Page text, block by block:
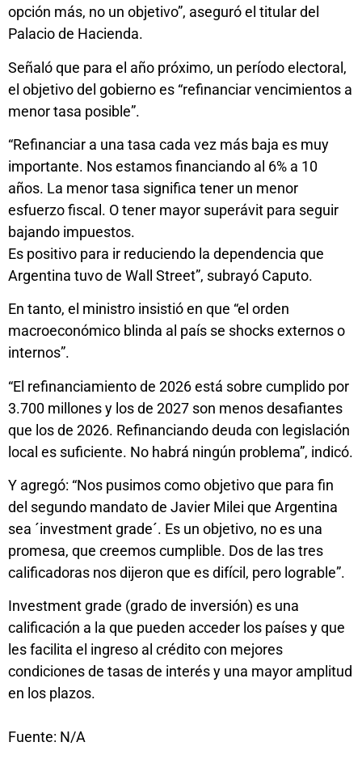
opción más, no un objetivo”, aseguró el titular del
Palacio de Hacienda.
Señaló que para el año próximo, un período electoral,
el objetivo del gobierno es “refinanciar vencimientos a
menor tasa posible”.
“Refinanciar a una tasa cada vez más baja es muy
importante. Nos estamos financiando al 6% a 10
años. La menor tasa significa tener un menor
esfuerzo fiscal. O tener mayor superávit para seguir
bajando impuestos.
Es positivo para ir reduciendo la dependencia que
Argentina tuvo de Wall Street”, subrayó Caputo.
En tanto, el ministro insistió en que “el orden
macroeconómico blinda al país se shocks externos o
internos”.
“El refinanciamiento de 2026 está sobre cumplido por
3.700 millones y los de 2027 son menos desafiantes
que los de 2026. Refinanciando deuda con legislación
local es suficiente. No habrá ningún problema”, indicó.
Y agregó: “Nos pusimos como objetivo que para fin
del segundo mandato de Javier Milei que Argentina
sea ´investment grade´. Es un objetivo, no es una
promesa, que creemos cumplible. Dos de las tres
calificadoras nos dijeron que es difícil, pero lograble”.
Investment grade (grado de inversión) es una
calificación a la que pueden acceder los países y que
les facilita el ingreso al crédito con mejores
condiciones de tasas de interés y una mayor amplitud
en los plazos.
Fuente: N/A